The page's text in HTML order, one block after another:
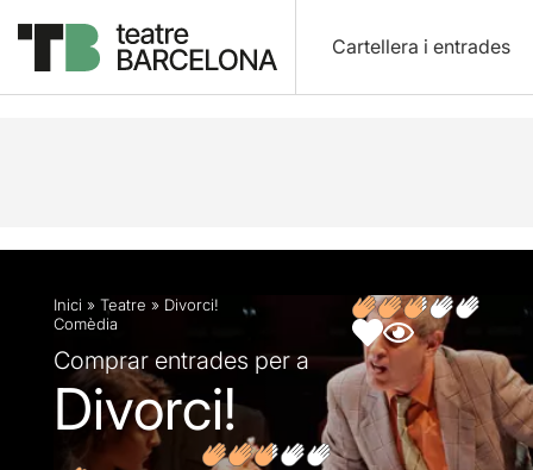
Cartellera i entrades
Descripció Fitxa artística Fotos i vídeos
Inici » Teatre » Divorci!
Comèdia
Comprar entrades per a
Divorci!